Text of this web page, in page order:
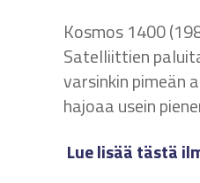
Kosmos 1400
Satelliittien
varsinkin pimeän
hajoaa usein
Lue lisää tästä